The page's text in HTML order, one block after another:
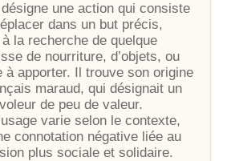
une action qui consiste
dans un but précis,
la recherche de quelque
de nourriture, d’objets, ou
à apporter. Il trouve son origine
maraud, qui désignait un
de peu de valeur.
varie selon le contexte,
connotation négative liée au
plus sociale et solidaire.